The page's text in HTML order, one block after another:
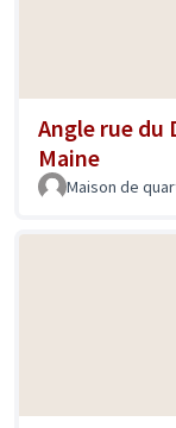
Angle rue du
Maine
Maison de